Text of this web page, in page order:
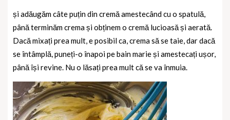
și adăugăm câte puțin din cremă amestecând cu o spatulă,
până terminăm crema și obținem o cremă lucioasă și aerată.
Dacă mixați prea mult, e posibil ca, crema să se taie, dar dacă
se întâmplă, puneți-o înapoi pe bain marie și amestecați ușor,
până își revine. Nu o lăsați prea mult că se va înmuia.